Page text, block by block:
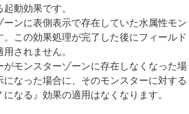
動効果です。
ンに表側表示で存在していた水属性モン
この効果処理が完了した後にフィールド
されません。
モンスターゾーンに存在しなくなった場
なった場合に、そのモンスターに対する
なる』効果の適用はなくなります。